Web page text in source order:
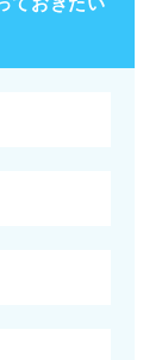
あるがその分
先端の技術
業が増えて
ルでエンジ